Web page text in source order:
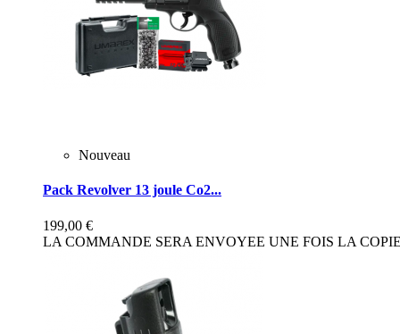
Nouveau
Pack Revolver 13 joule Co2...
199,00 €
LA COMMANDE SERA ENVOYEE UNE FOIS LA